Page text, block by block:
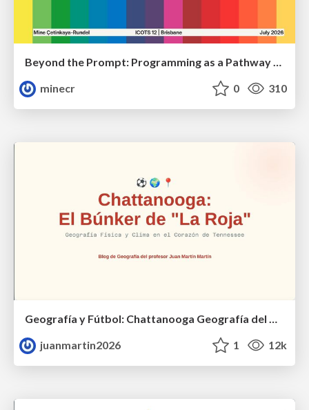
minecr
0 310
Geografía y Fútbol: Chattanooga Geografía del Búnker de La Roja.
juanmartin2026
1 12k